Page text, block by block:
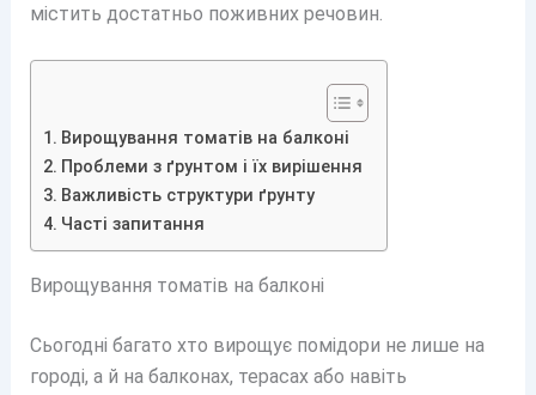
містить достатньо поживних речовин.
Вирощування томатів на балконі
Проблеми з ґрунтом і їх вирішення
Важливість структури ґрунту
Часті запитання
Вирощування томатів на балконі
Сьогодні багато хто вирощує помідори не лише на
городі, а й на балконах, терасах або навіть